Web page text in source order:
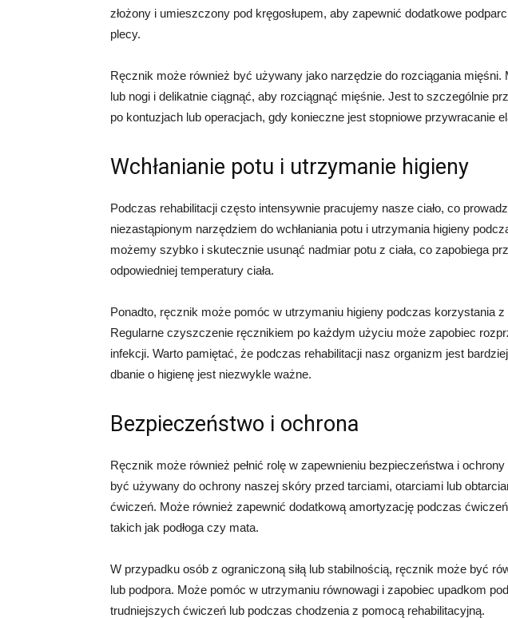
złożony i umieszczony pod kręgosłupem, aby zapewnić dodatkowe
plecy.
Ręcznik może również być używany jako narzędzie do rozciągania mięśni.
lub nogi i delikatnie ciągnąć, aby rozciągnąć mięśnie. Jest to szczególnie
po kontuzjach lub operacjach, gdy konieczne jest stopniowe przywracanie
Wchłanianie potu i utrzymanie higieny
Podczas rehabilitacji często intensywnie pracujemy nasze ciało, co
niezastąpionym narzędziem do wchłaniania potu i utrzymania higieny
możemy szybko i skutecznie usunąć nadmiar potu z ciała, co zapobiega
odpowiedniej temperatury ciała.
Ponadto, ręcznik może pomóc w utrzymaniu higieny podczas korzystania
Regularne czyszczenie ręcznikiem po każdym użyciu może zapobiec
infekcji. Warto pamiętać, że podczas rehabilitacji nasz organizm jest
dbanie o higienę jest niezwykle ważne.
Bezpieczeństwo i ochrona
Ręcznik może również pełnić rolę w zapewnieniu bezpieczeństwa i
być używany do ochrony naszej skóry przed tarciami, otarciami lub
ćwiczeń. Może również zapewnić dodatkową amortyzację podczas
takich jak podłoga czy mata.
W przypadku osób z ograniczoną siłą lub stabilnością, ręcznik może być
lub podpora. Może pomóc w utrzymaniu równowagi i zapobiec upadkom
trudniejszych ćwiczeń lub podczas chodzenia z pomocą rehabilitacyjną.